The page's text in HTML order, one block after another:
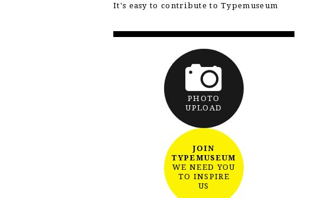
It's easy to contribute to Typemuseum
PHOTO
UPLOAD
JOIN
TYPEMUSEUM
WE NEED YOU
TO INSPIRE
US